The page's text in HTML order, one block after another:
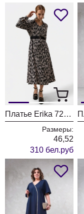
Платье Erika 7235 черный \ молочный
Размеры:
46,52
310 бел.руб